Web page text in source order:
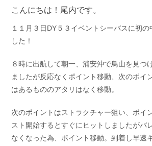
Shop Info.
Contact us
採用情報
Recruit
こんにちは！尾内です。
１１月３日DY５３イベントシーバスに初の
した！
８時に出航して朝一、浦安沖で鳥山を見つ
ましたが反応なくポイント移動、次のポイ
はあるもののアタリはなく移動。
次のポイントはストラクチャー狙い、ポイ
スト開始するとすぐにヒットしましたがバ
なくなった為、ポイント移動。到着し早速